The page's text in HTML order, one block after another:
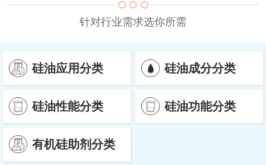
针对行业需求选你所需
硅油应用分类 硅油成分分类
硅油性能分类 硅油功能分类
有机硅助剂分类